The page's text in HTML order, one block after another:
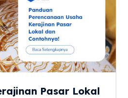
Pasar Lokal